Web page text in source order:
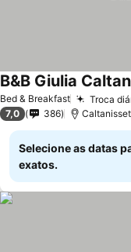
Bed & Breakfast Troca
B&B Giulia
7,0 386
Selecione as datas
exatos.